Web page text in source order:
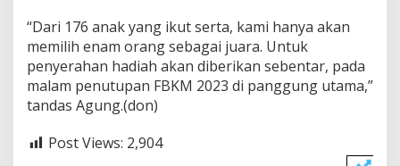
“Dari 176 anak yang ikut serta, kami hanya akan
memilih enam orang sebagai juara. Untuk
penyerahan hadiah akan diberikan sebentar, pada
malam penutupan FBKM 2023 di panggung utama,”
tandas Agung.(don)
Post Views: 2,904